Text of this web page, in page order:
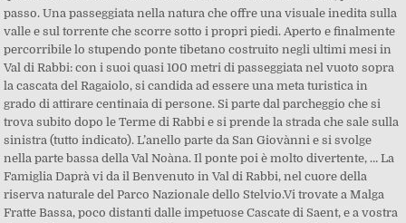
passo. Una passeggiata nella natura che offre una visuale inedita sulla
valle e sul torrente che scorre sotto i propri piedi. Aperto e finalmente
percorribile lo stupendo ponte tibetano costruito negli ultimi mesi in
Val di Rabbi: con i suoi quasi 100 metri di passeggiata nel vuoto sopra
la cascata del Ragaiolo, si candida ad essere una meta turistica in
grado di attirare centinaia di persone. Si parte dal parcheggio che si
trova subito dopo le Terme di Rabbi e si prende la strada che sale sulla
sinistra (tutto indicato). L’anello parte da San Giovànni e si svolge
nella parte bassa della Val Noàna. Il ponte poi è molto divertente, … La
Famiglia Daprà vi da il Benvenuto in Val di Rabbi, nel cuore della
riserva naturale del Parco Nazionale dello Stelvio.Vi trovate a Malga
Fratte Bassa, poco distanti dalle impetuose Cascate di Saent, e a vostra